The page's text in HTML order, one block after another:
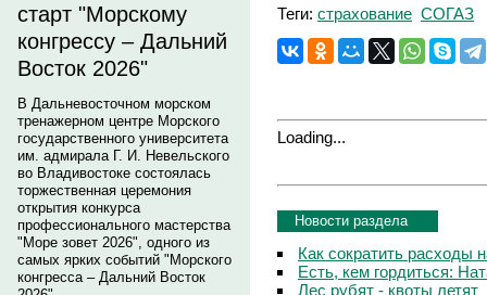
старт "Морскому
конгрессу – Дальний
Восток 2026"
В Дальневосточном морском
тренажерном центре Морского
государственного университета
им. адмирала Г. И. Невельского
во Владивостоке состоялась
торжественная церемония
открытия конкурса
профессионального мастерства
"Море зовет 2026", одного из
самых ярких событий "Морского
конгресса – Дальний Восток
Теги: страхование СОГАЗ
Loading...
Новости раздела
Как сократить расходы
Есть, кем гордиться:
Лес рубят - квоты летят